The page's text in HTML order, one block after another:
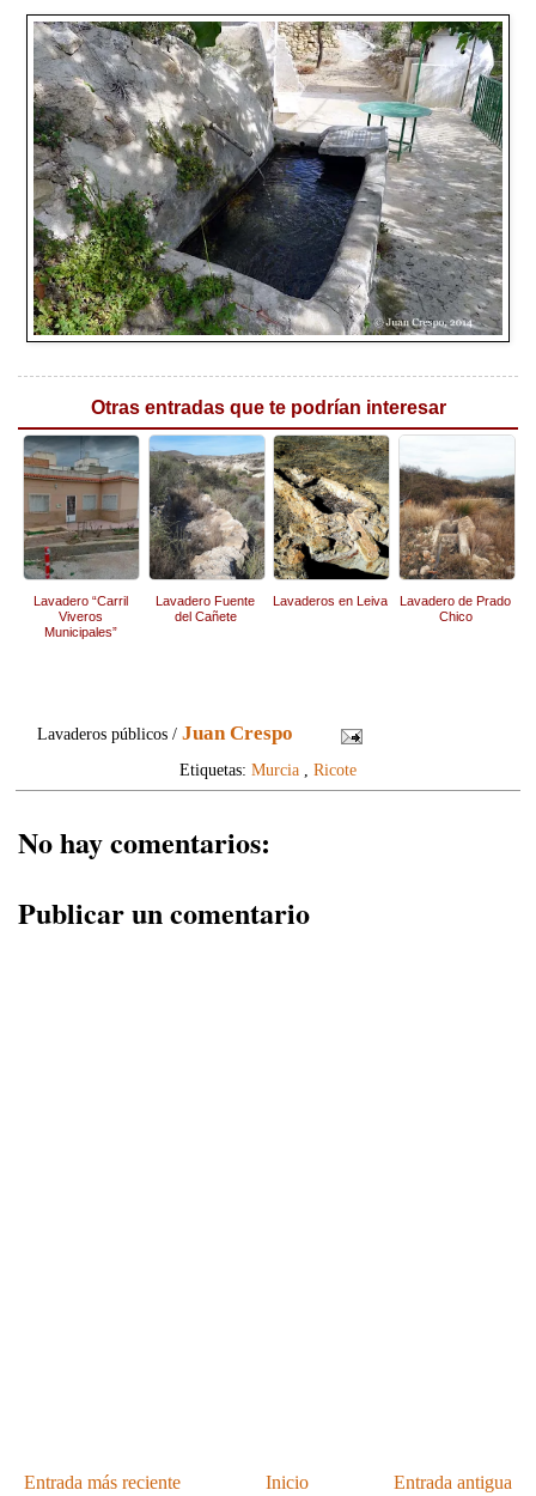
Otras entradas que te podrían interesar
Lavadero “Carril
Viveros
Municipales”
Lavadero Fuente
del Cañete
Lavaderos en Leiva
Lavadero de Prado
Chico
Lavaderos públicos /Juan Crespo
Etiquetas: Murcia Ricote
No hay comentarios:
Publicar un comentario
Entrada más reciente Entrada antigua
Inicio